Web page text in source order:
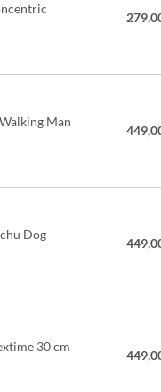
Man
Dog
30 cm